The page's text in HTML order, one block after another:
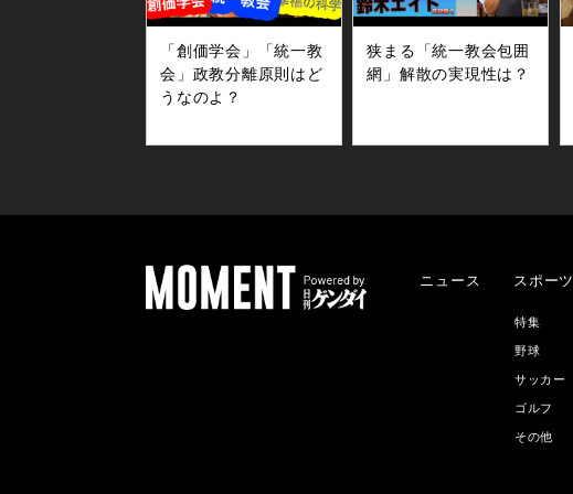
「創価学会」「統一教
会」政教分離原則はど
うなのよ？
狭まる「統一教会包囲
網」解散の実現性は？
ニュース スポーツ
特集
野球
サッカー
ゴルフ
その他